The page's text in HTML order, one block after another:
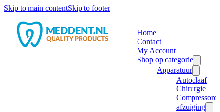
Skip to main contentSkip to footer
Home
Contact
My Account
Shop op categorie
Apparatuur
Autoclaaf
Chirurgie
afzuiging